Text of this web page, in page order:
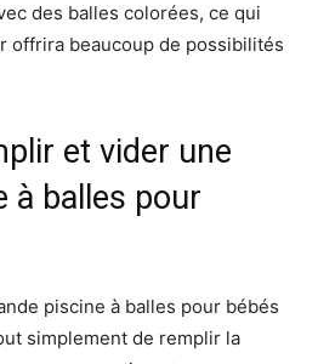
des balles colorées, ce qui
offrira beaucoup de possibilités
et vider une
à balles pour
piscine à balles pour bébés
simplement de remplir la